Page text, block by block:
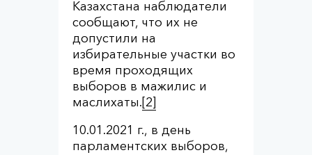
Казахстана наблюдатели
сообщают, что их не
допустили на
избирательные участки во
время проходящих
выборов в мажилис и
маслихаты.[2]
10.01.2021 г., в день
парламентских выборов,